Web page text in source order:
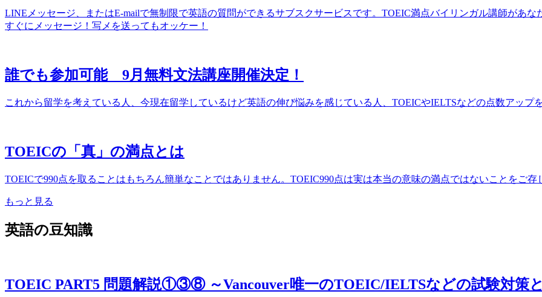
LINEメッセージ、またはE-mailで無制限で英語の質問ができるサブスクサービスです。TOEIC満点バイリンガル講師があ
すぐにメッセージ！写メを送ってもオッケー！
誰でも参加可能 9月無料文法講座開催決定！
これから留学を考えている人、今現在留学しているけど英語の伸び悩みを感じている人、TOEICやIELTSなどの点数アップ
TOEICの「真」の満点とは
TOEICで990点を取ることはもちろん簡単なことではありません。TOEIC990点は実は本当の意味の満点ではないことをご
もっと見る
英語の豆知識
TOEIC PART5 問題解説①③⑧ ～Vancouver唯一のTOEIC/IELTSなどの試験対策